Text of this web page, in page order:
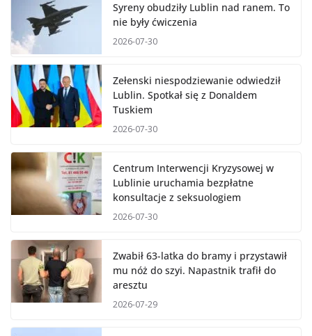
Syreny obudziły Lublin nad ranem. To
nie były ćwiczenia
2026-07-30
Zełenski niespodziewanie odwiedził
Lublin. Spotkał się z Donaldem
Tuskiem
2026-07-30
Centrum Interwencji Kryzysowej w
Lublinie uruchamia bezpłatne
konsultacje z seksuologiem
2026-07-30
Zwabił 63-latka do bramy i przystawił
mu nóż do szyi. Napastnik trafił do
aresztu
2026-07-29